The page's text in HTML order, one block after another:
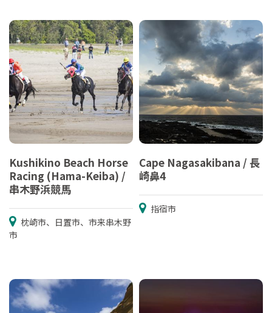
Kushikino Beach Horse
Racing (Hama-Keiba) /
串木野浜競馬
枕崎市、日置市、市来串木野
市
Cape Nagasakibana / 長
崎鼻4
指宿市